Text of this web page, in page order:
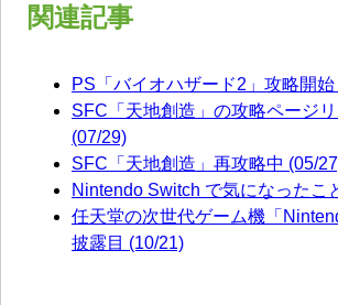
関連記事
PS「バイオハザード2」攻略開
SFC「天地創造」の攻略ページ
(07/29)
SFC「天地創造」再攻略中 (05/
Nintendo Switch で気になったこ
任天堂の次世代ゲーム機「
披露目 (10/21)